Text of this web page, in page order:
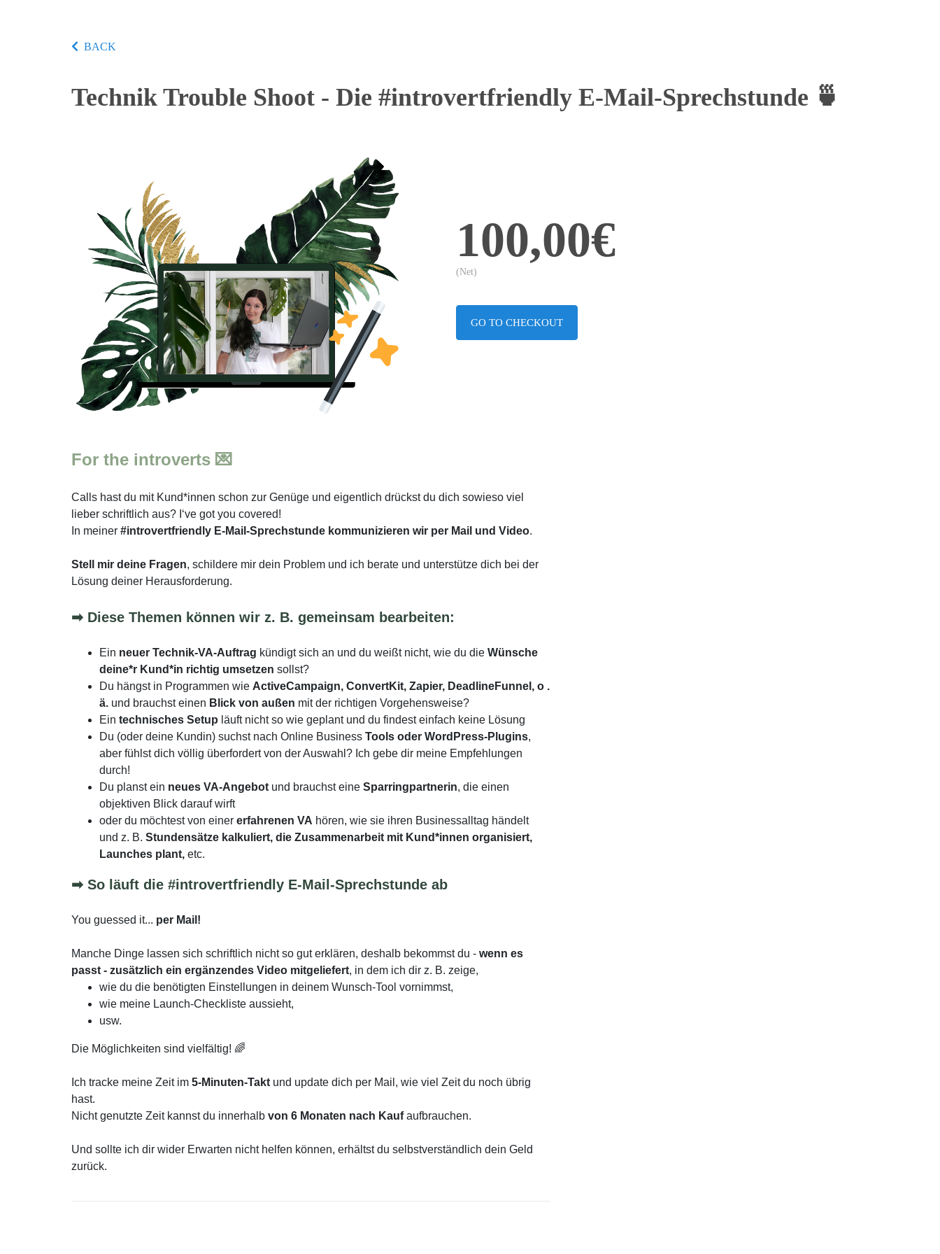
BACK
Technik Trouble Shoot - Die #introvertfriendly E-Mail-Sprechstunde 🍵
100,00€
(Net)
GO TO CHECKOUT
For the introverts 💌
Calls hast du mit Kund*innen schon zur Genüge und eigentlich drückst du dich sowieso viel
lieber schriftlich aus? I‘ve got you covered!
In meiner #introvertfriendly E-Mail-Sprechstunde kommunizieren wir per Mail und Video.
Stell mir deine Fragen, schildere mir dein Problem und ich berate und unterstütze dich bei der
Lösung deiner Herausforderung.
➡ Diese Themen können wir z. B. gemeinsam bearbeiten:
Ein neuer Technik-VA-Auftrag kündigt sich an und du weißt nicht, wie du die Wünsche
deine*r Kund*in richtig umsetzen sollst?
Du hängst in Programmen wie ActiveCampaign, ConvertKit, Zapier, DeadlineFunnel, o .
ä. und brauchst einen Blick von außen mit der richtigen Vorgehensweise?
Ein technisches Setup läuft nicht so wie geplant und du findest einfach keine Lösung
Du (oder deine Kundin) suchst nach Online Business Tools oder WordPress-Plugins,
aber fühlst dich völlig überfordert von der Auswahl? Ich gebe dir meine Empfehlungen
durch!
Du planst ein neues VA-Angebot und brauchst eine Sparringpartnerin, die einen
objektiven Blick darauf wirft
oder du möchtest von einer erfahrenen VA hören, wie sie ihren Businessalltag händelt
und z. B. Stundensätze kalkuliert, die Zusammenarbeit mit Kund*innen organisiert,
Launches plant, etc.
➡ So läuft die #introvertfriendly E-Mail-Sprechstunde ab
You guessed it... per Mail!
Manche Dinge lassen sich schriftlich nicht so gut erklären, deshalb bekommst du - wenn es
passt - zusätzlich ein ergänzendes Video mitgeliefert, in dem ich dir z. B. zeige,
wie du die benötigten Einstellungen in deinem Wunsch-Tool vornimmst,
wie meine Launch-Checkliste aussieht,
usw.
Die Möglichkeiten sind vielfältig! 🌈
Ich tracke meine Zeit im 5-Minuten-Takt und update dich per Mail, wie viel Zeit du noch übrig
hast.
Nicht genutzte Zeit kannst du innerhalb von 6 Monaten nach Kaufaufbrauchen.
Und sollte ich dir wider Erwarten nicht helfen können, erhältst du selbstverständlich dein Geld
zurück.